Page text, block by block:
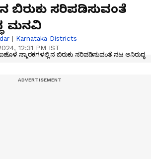
ಬಿರುಕು ಸರಿಪಡಿಸುವಂತೆ
ಮನವಿ
| Karnataka Districts
12:31 PM IST